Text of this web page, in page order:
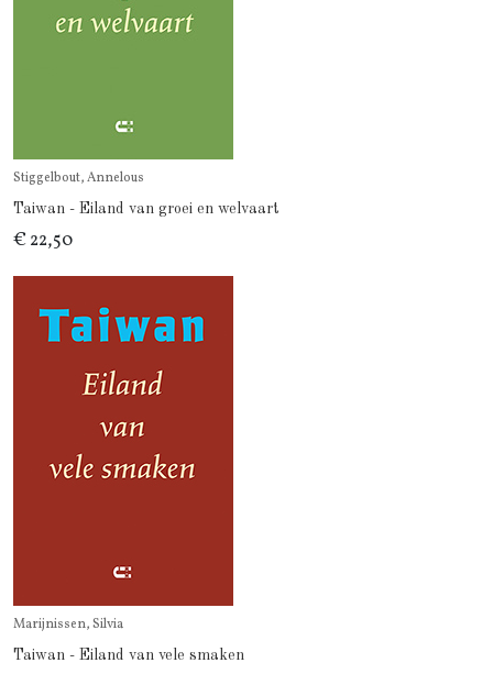
Stiggelbout, Annelous
Taiwan - Eiland van groei en welvaart
€ 22,50
Marijnissen, Silvia
Taiwan - Eiland van vele smaken